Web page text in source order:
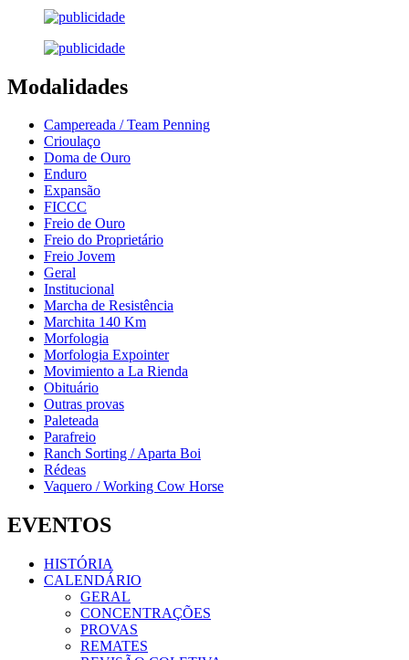
Modalidades
Campereada / Team Penning
Crioulaço
Doma de Ouro
Enduro
Expansão
FICCC
Freio de Ouro
Freio do Proprietário
Freio Jovem
Geral
Institucional
Marcha de Resistência
Marchita 140 Km
Morfologia
Morfologia Expointer
Movimiento a La Rienda
Obituário
Outras provas
Paleteada
Parafreio
Ranch Sorting / Aparta Boi
Rédeas
Vaquero / Working Cow Horse
EVENTOS
HISTÓRIA
CALENDÁRIO
GERAL
CONCENTRAÇÕES
PROVAS
REMATES